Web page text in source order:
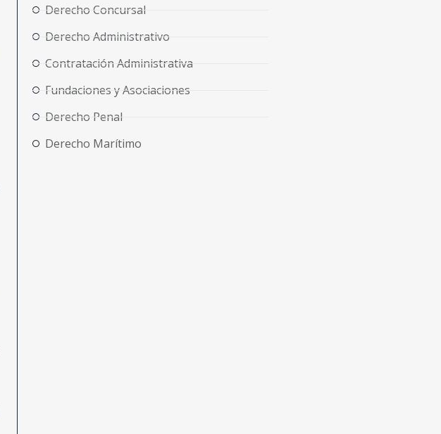
Derecho Concursal
Derecho Administrativo
Contratación Administrativa
Fundaciones y Asociaciones
Derecho Penal
Derecho Marítimo